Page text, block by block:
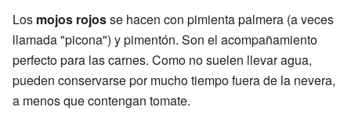
Los mojos rojosse hacen con pimienta palmera (a veces
llamada "picona") y pimentón. Son el acompañamiento
perfecto para las carnes. Como no suelen llevar agua,
pueden conservarse por mucho tiempo fuera de la nevera,
a menos que contengan tomate.